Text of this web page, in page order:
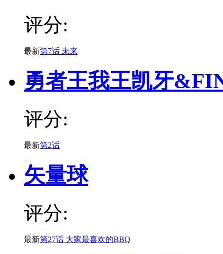
评分:
最新第7话 未来
勇者王我王凯牙
评分:
最新第2话
矢量球
评分:
最新第27话 大家最喜欢的BBQ